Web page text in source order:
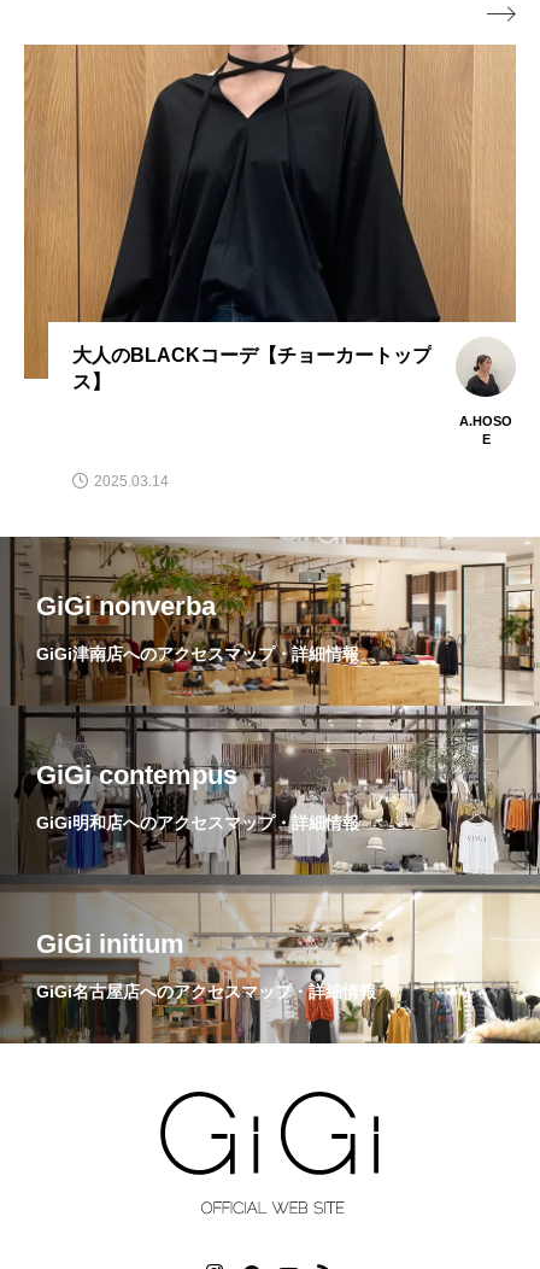
ョーカートップ
春の軽やかなスタイルに
UE FRONCE】シアーシ

GiGi nonverba
GiGi津南店へのアクセスマップ・詳細情報
GiGi contempus
GiGi明和店へのアクセスマップ・詳細情報
GiGi initium
GiGi名古屋店へのアクセスマップ・詳細情報